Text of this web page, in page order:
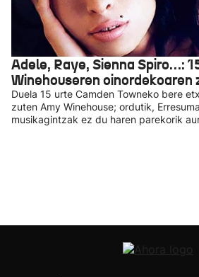
Adele, Raye, Sienna Spiro…:
Winehouseren oinordekoaren
Duela 15 urte Camden Towneko bere
zuten Amy Winehouse; ordutik,
musikagintzak ez du haren parekorik